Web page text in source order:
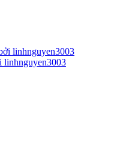
linhnguyen3003
linhnguyen3003